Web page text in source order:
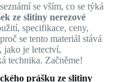
se vším, co se týká
ze slitiny nerezové
specifikace, ceny,
se tento materiál stává
jako je letectví,
technika. Začněme!
prášku ze slitiny